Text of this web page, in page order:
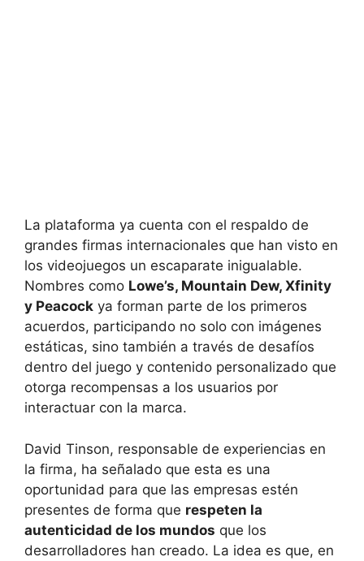
La plataforma ya cuenta con el respaldo de
grandes firmas internacionales que han visto en
los videojuegos un escaparate inigualable.
Nombres como Lowe’s, Mountain Dew, Xfinity
y Peacock ya forman parte de los primeros
acuerdos, participando no solo con imágenes
estáticas, sino también a través de desafíos
dentro del juego y contenido personalizado que
otorga recompensas a los usuarios por
interactuar con la marca.
David Tinson, responsable de experiencias en
la firma, ha señalado que esta es una
oportunidad para que las empresas estén
presentes de forma que respeten la
autenticidad de los mundos que los
desarrolladores han creado. La idea es que, en